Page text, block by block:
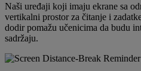
Naši uređaji koji imaju ekrane sa
vertikalni prostor za čitanje i
dodir pomažu učenicima da budu
sadržaju.